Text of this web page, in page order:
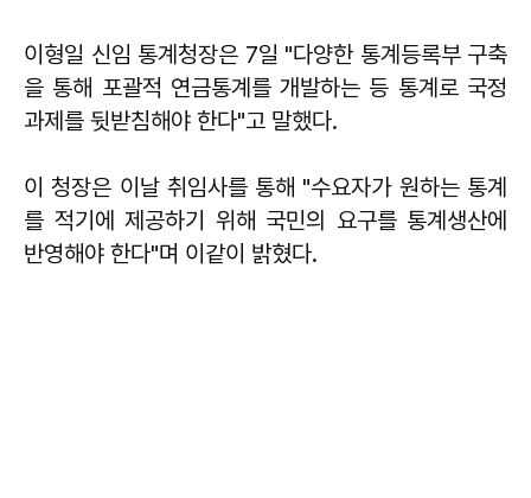
이형일 신임 통계청장은 7일 "다양한 통계등록부 구축
을 통해 포괄적 연금통계를 개발하는 등 통계로 국정
과제를 뒷받침해야 한다"고 말했다.
이 청장은 이날 취임사를 통해 "수요자가 원하는 통계
를 적기에 제공하기 위해 국민의 요구를 통계생산에
반영해야 한다"며 이같이 밝혔다.